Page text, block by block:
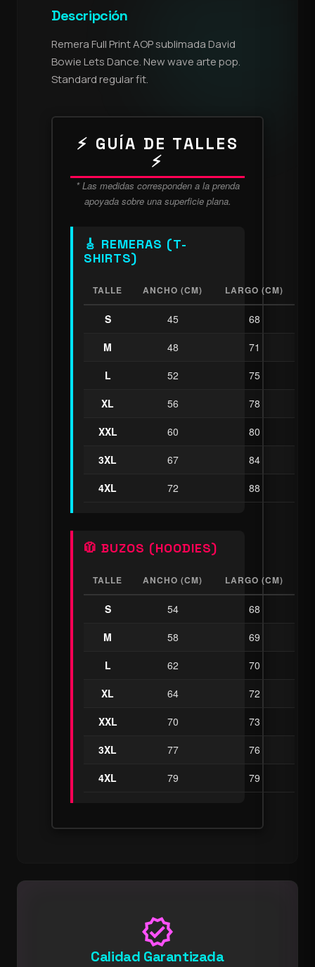
Descripción
Remera Full Print AOP sublimada David
Bowie Lets Dance. New wave arte pop.
Standard regular fit.
⚡ GUÍA DE TALLES
⚡
* Las medidas corresponden a la prenda
apoyada sobre una superficie plana.
🎸 REMERAS (T-
SHIRTS)
TALLE ANCHO (CM) LARGO (CM)
S 45
68
M
48
71
L
52
75
XL
56
78
XXL
60
80
3XL
67
84
4XL
72 88
🧥 BUZOS (HOODIES)
TALLE ANCHO (CM) LARGO (CM)
S 54
68
M
58
69
L
62
70
XL
64
72
XXL
70
73
3XL
77
76
4XL
79 79
verified
Calidad Garantizada